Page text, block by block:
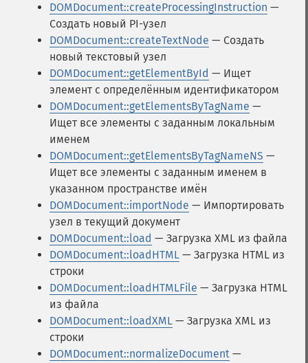
DOMDocument::createProcessingInstruction —
Создать новый PI-узел
DOMDocument::createTextNode — Создать
новый текстовый узел
DOMDocument::getElementById — Ищет
элемент с определённым идентификатором
DOMDocument::getElementsByTagName —
Ищет все элементы с заданным локальным
именем
DOMDocument::getElementsByTagNameNS —
Ищет все элементы с заданным именем в
указанном пространстве имён
DOMDocument::importNode — Импортировать
узел в текущий документ
DOMDocument::load — Загрузка XML из файла
DOMDocument::loadHTML — Загрузка HTML из
строки
DOMDocument::loadHTMLFile — Загрузка HTML
из файла
DOMDocument::loadXML — Загрузка XML из
строки
DOMDocument::normalizeDocument —